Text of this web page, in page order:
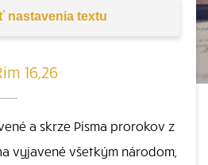
nastavenia textu
16,26
a skrze Písma prorokov z
vyjavené všetkým národom,